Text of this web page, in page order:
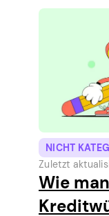
NICHT
Zuletzt
Wie